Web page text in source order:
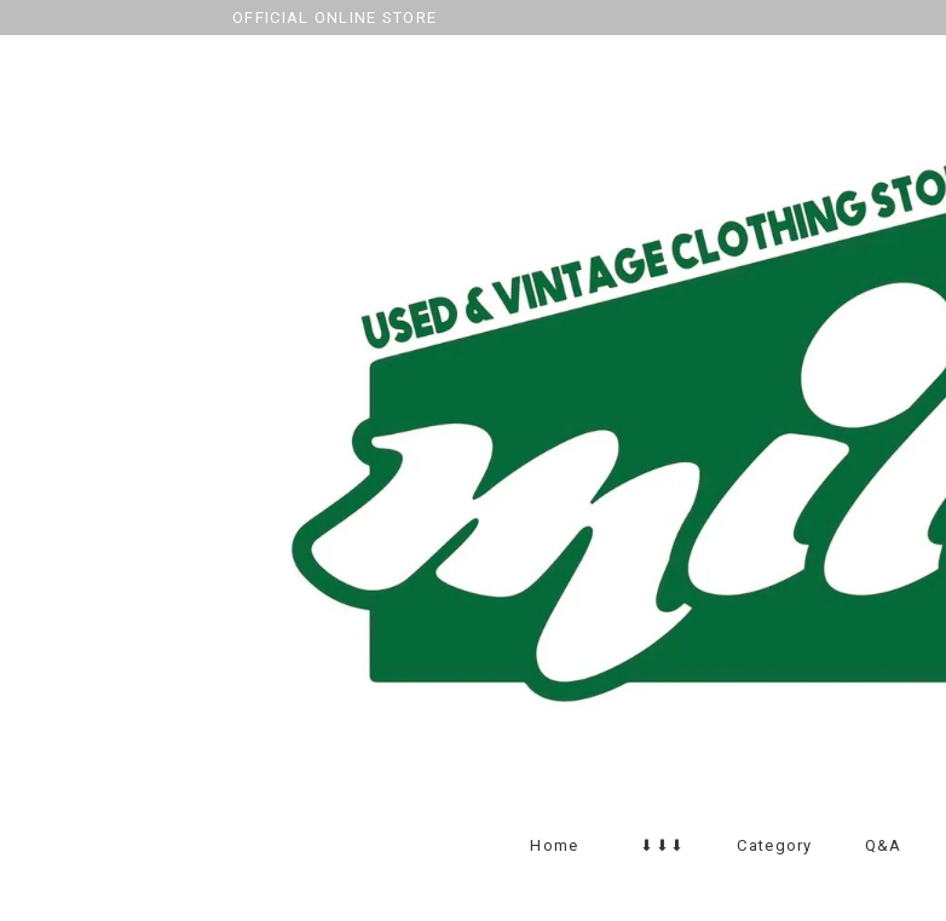
OFFICIAL ONLINE STORE
Home ⬇︎⬇︎⬇︎ Category Q&A